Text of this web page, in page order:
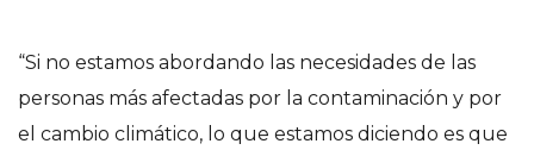
“Si no estamos abordando las necesidades de las
personas más afectadas por la contaminación y por
el cambio climático, lo que estamos diciendo es que